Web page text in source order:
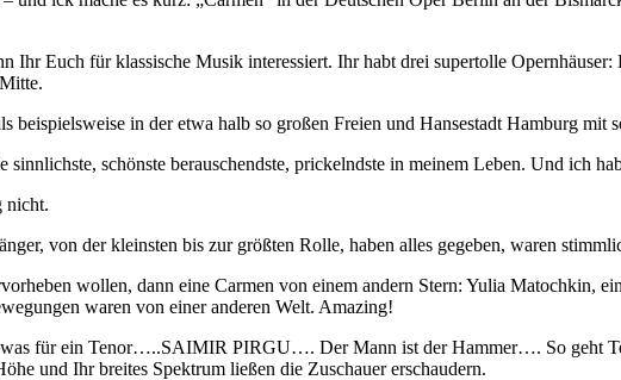
Ihr Euch für klassische Musik interessiert. Ihr habt drei supertolle
beispielsweise in der etwa halb so großen Freien und Hansestadt Hamburg mit
schönste berauschendste, prickelndste in meinem Leben. Und ich
nicht.
von der kleinsten bis zur größten Rolle, haben alles gegeben, waren
wollen, dann eine Carmen von einem andern Stern: Yulia Matochkin,
waren von einer anderen Welt. Amazing!
für ein Tenor…..SAIMIR PIRGU…. Der Mann ist der Hammer…. So geht
und Ihr breites Spektrum ließen die Zuschauer erschaudern.